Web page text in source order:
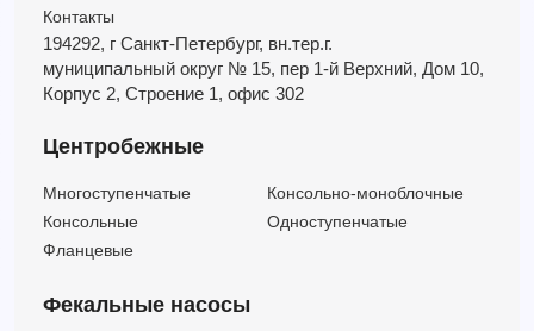
Контакты
194292, г Санкт-Петербург, вн.тер.г.
муниципальный округ № 15, пер 1-й Верхний, Дом 10,
Корпус 2, Строение 1, офис 302
Центробежные
Многоступенчатые
Консольно-моноблочные
Консольные
Одноступенчатые
Фланцевые
Фекальные насосы